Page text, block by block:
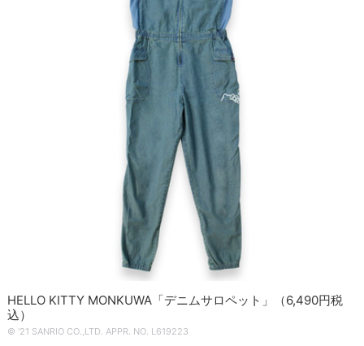
HELLO KITTY MONKUWA「デニムサロペット」（6,490円税
込）
© '21 SANRIO CO.,LTD. APPR. NO. L619223